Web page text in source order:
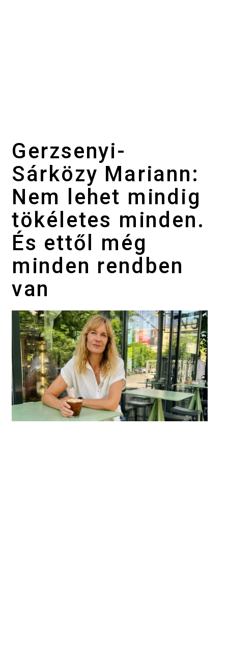
Gerzsenyi-
Sárközy Mariann:
Nem lehet mindig
tökéletes minden.
És ettől még
minden rendben
van